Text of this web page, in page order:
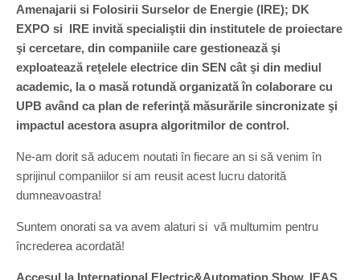
Amenajarii si Folosirii Surselor de Energie (IRE); DK
EXPO si IRE invită specialiştii din institutele de proiectare
şi cercetare, din companiile care gestionează şi
exploatează reţelele electrice din SEN cât şi din mediul
academic, la o masă rotundă organizată în colaborare cu
UPB având ca plan de referinţă măsurările sincronizate şi
impactul acestora asupra algoritmilor de control.
Ne-am dorit să aducem noutati în fiecare an si să venim în
sprijinul companiilor si am reusit acest lucru datorită
dumneavoastra!
Suntem onorati sa va avem alaturi si vă multumim pentru
încrederea acordată!
Accesul la International Electric&Automation Show, IEAS